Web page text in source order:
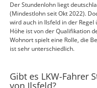
Der Stundenlohn liegt
(Mindestlohn seit Okt 2022).
wird auch in Ilsfeld in der
Höhe ist von der Qualifikation
Wohnort spielt eine Rolle, die
ist sehr unterschiedlich.
Gibt es LKW-Fahrer
von Ilsfeld?